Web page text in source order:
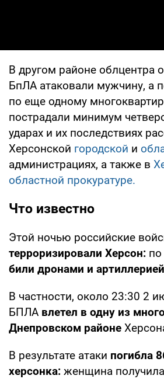
В другом районе облцентра
БпЛА атаковали мужчину, а
по еще одному
пострадали минимум
ударах и их последствиях
Херсонской городской и
администрациях, а также в
областной прокуратуре.
Что известно
Этой ночью российские
терроризировали Херсон:
били дронами и
В частности, около 23:30 2
БПЛА влетел в одну из
Днепровском районе
В результате атаки погибла
херсонка: женщина